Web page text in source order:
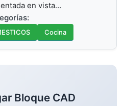
en vista…
Cocina
Bloque CAD